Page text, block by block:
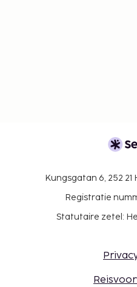
Kungsgatan 6, 252 21
Registratie
Statutaire zetel: